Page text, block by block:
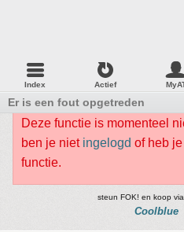
Index Actief
Er is een fout opgetreden
Deze functie is momenteel
ben je niet ingelogd of heb
functie.
steun FOK! en koop
Coolblue